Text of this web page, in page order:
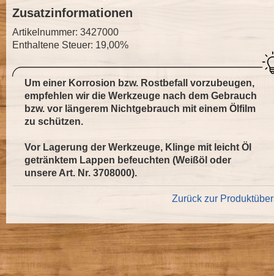
Zusatzinformationen
Artikelnummer: 3427000
Enthaltene Steuer: 19,00%
Um einer Korrosion bzw. Rostbefall vorzubeugen,
empfehlen wir die Werkzeuge nach dem Gebrauch
bzw. vor längerem Nichtgebrauch mit einem Ölfilm
zu schützen.
Vor Lagerung der Werkzeuge, Klinge mit leicht Öl
getränktem Lappen befeuchten (Weißöl oder
unsere Art. Nr. 3708000).
Zurück zur